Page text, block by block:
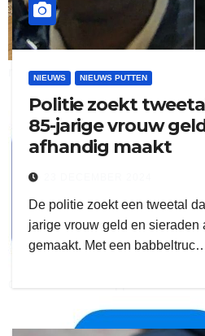
delangekortland
ruitengaparket
NIEUWS NIEUWS PUTTEN
Politie zoekt
85-jarige vrouw
afhandig maakt
De politie zoekt een tweetal
jarige vrouw geld en sieraden
gemaakt. Met een